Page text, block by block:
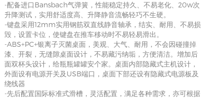
-配备进口Bansbach气弹簧，性能稳定持久、不易老化、20w次
升降测试，实用舒适度高、升降静音流畅轻巧不生硬。
-键盘采用12mm实用钢筋双直线静音轴承，结实、耐用、不易损
毁，设置卡位，使键盘在推车移动时不易轻易滑出。
-ABS+PC+银离子灭菌桌面，美观、大气、耐用，不会因碰撞掉
漆、开裂，无缝隙桌面设计，不易藏污纳垢，方便清洁。增加后
面双杯头设计，给瓶瓶罐罐安个家。桌面内部隐藏式主机设计，
外面设有电源开关及USB端口，桌面下部还设有隐藏式电源板及
绕线器
-先后配置国际标准式滑槽，灵活配置，满足各种需求，亦可根据